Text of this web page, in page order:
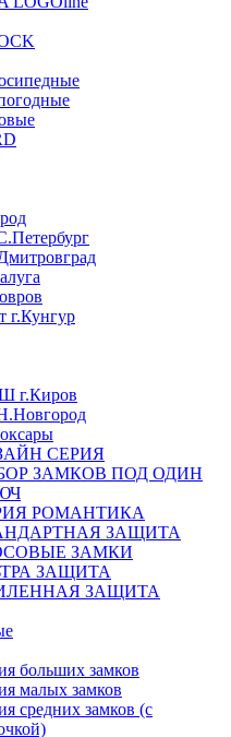
г.Кунгур
г.Киров
СЕРИЯ
ЗАМКОВ ПОД ОДИН
РОМАНТИКА
ЗАЩИТА
ЗАМКИ
ЗАЩИТА
ЗАЩИТА
больших замков
малых замков
средних замков (с